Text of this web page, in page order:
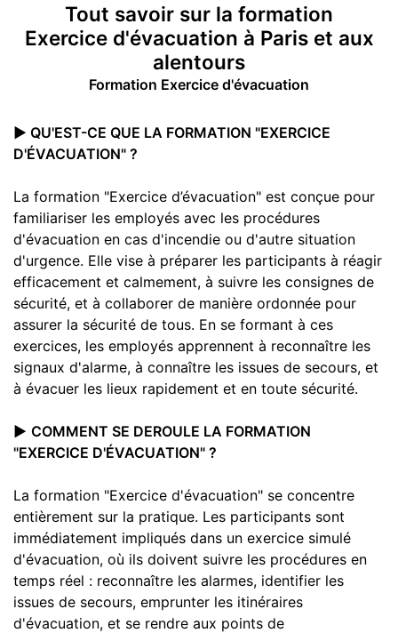
Tout savoir sur la formation
Exercice d'évacuation à Paris et aux
alentours
Formation Exercice d'évacuation
▶️ QU'EST-CE QUE LA FORMATION "EXERCICE
D'ÉVACUATION" ?
La formation "Exercice d’évacuation" est conçue pour
familiariser les employés avec les procédures
d'évacuation en cas d'incendie ou d'autre situation
d'urgence. Elle vise à préparer les participants à réagir
efficacement et calmement, à suivre les consignes de
sécurité, et à collaborer de manière ordonnée pour
assurer la sécurité de tous. En se formant à ces
exercices, les employés apprennent à reconnaître les
signaux d'alarme, à connaître les issues de secours, et
à évacuer les lieux rapidement et en toute sécurité.
▶️ COMMENT SE DEROULE LA FORMATION
"EXERCICE D'ÉVACUATION" ?
La formation "Exercice d'évacuation" se concentre
entièrement sur la pratique. Les participants sont
immédiatement impliqués dans un exercice simulé
d'évacuation, où ils doivent suivre les procédures en
temps réel : reconnaître les alarmes, identifier les
issues de secours, emprunter les itinéraires
d'évacuation, et se rendre aux points de